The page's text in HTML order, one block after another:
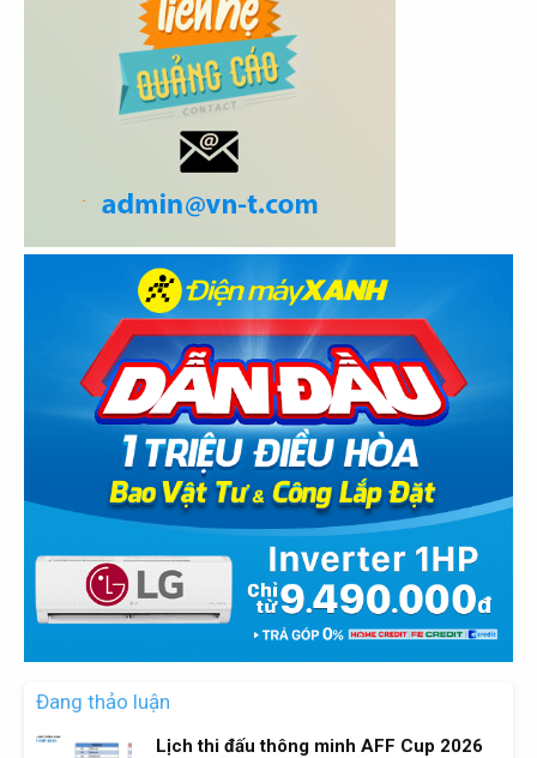
Đang thảo luận
Lịch thi đấu thông minh AFF Cup 2026